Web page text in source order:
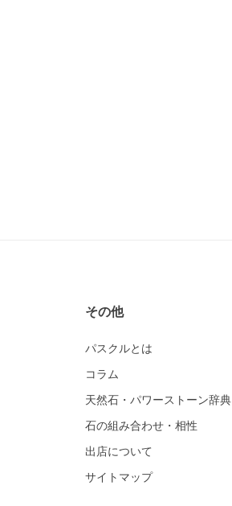
その他
パスクルとは
コラム
天然石・パワーストーン辞典
石の組み合わせ・相性
出店について
サイトマップ